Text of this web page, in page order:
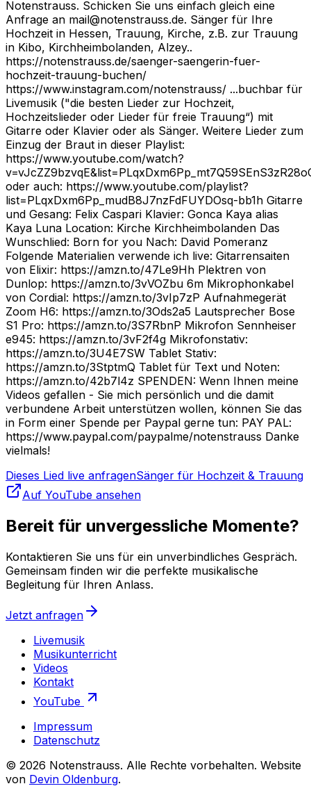
Notenstrauss. Schicken Sie uns einfach gleich eine
Anfrage an mail@notenstrauss.de. Sänger für Ihre
Hochzeit in Hessen, Trauung, Kirche, z.B. zur Trauung
in Kibo, Kirchheimbolanden, Alzey..
https://notenstrauss.de/saenger-saengerin-fuer-
hochzeit-trauung-buchen/
https://www.instagram.com/notenstrauss/ ...buchbar für
Livemusik ("die besten Lieder zur Hochzeit,
Hochzeitslieder oder Lieder für freie Trauung“) mit
Gitarre oder Klavier oder als Sänger. Weitere Lieder zum
Einzug der Braut in dieser Playlist:
https://www.youtube.com/watch?
oder auch: https://www.youtube.com/playlist?
list=PLqxDxm6Pp_mudB8J7nzFdFUYDOsq-bb1h Gitarre
und Gesang: Felix Caspari Klavier: Gonca Kaya alias
Kaya Luna Location: Kirche Kirchheimbolanden Das
Wunschlied: Born for you Nach: David Pomeranz
Folgende Materialien verwende ich live: Gitarrensaiten
von Elixir: https://amzn.to/47Le9Hh Plektren von
Dunlop: https://amzn.to/3vVOZbu 6m Mikrophonkabel
von Cordial: https://amzn.to/3vIp7zP Aufnahmegerät
Zoom H6: https://amzn.to/3Ods2a5 Lautsprecher Bose
S1 Pro: https://amzn.to/3S7RbnP Mikrofon Sennheiser
e945: https://amzn.to/3vF2f4g Mikrofonstativ:
https://amzn.to/3U4E7SW Tablet Stativ:
https://amzn.to/3StptmQ Tablet für Text und Noten:
https://amzn.to/42b7l4z SPENDEN: Wenn Ihnen meine
Videos gefallen - Sie mich persönlich und die damit
verbundene Arbeit unterstützen wollen, können Sie das
in Form einer Spende per Paypal gerne tun: PAY PAL:
https://www.paypal.com/paypalme/notenstrauss Danke
vielmals!
Dieses Lied live anfragenSänger für Hochzeit & Trauung
Auf YouTube ansehen
Bereit für unvergessliche Momente?
Kontaktieren Sie uns für ein unverbindliches Gespräch.
Gemeinsam finden wir die perfekte musikalische
Begleitung für Ihren Anlass.
Jetzt anfragen
Livemusik
Musikunterricht
Videos
Kontakt
YouTube
Impressum
Datenschutz
© 2026 Notenstrauss. Alle Rechte vorbehalten. Website
von Devin Oldenburg.